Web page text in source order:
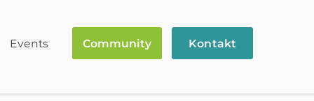
Events Community Kontakt